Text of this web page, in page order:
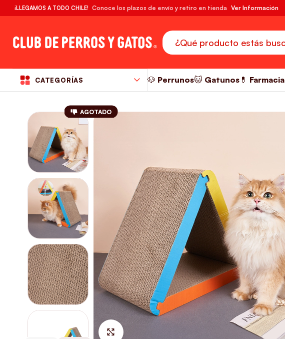
¡LLEGAMOS A TODO CHILE! Conoce los plazos de envío y retiro en tienda Ver Información
CATEGORÍAS 🐶 Perrunos🐱 Gatunos 💊 Farmacia
AGOTADO
Hacer Zoom
RM